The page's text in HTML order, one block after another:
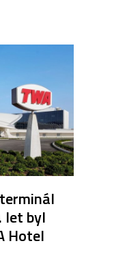
let byl
Hotel